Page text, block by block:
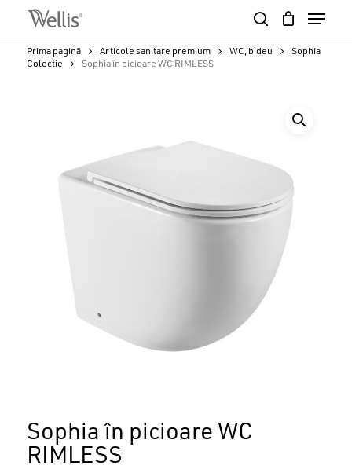
content
Menu
Cart
Prima pagină Articole sanitare premium WC, bideu
Sophia
Colectie
Sophia în picioare WC RIMLESS
Sophia în picioare WC
RIMLESS
Close